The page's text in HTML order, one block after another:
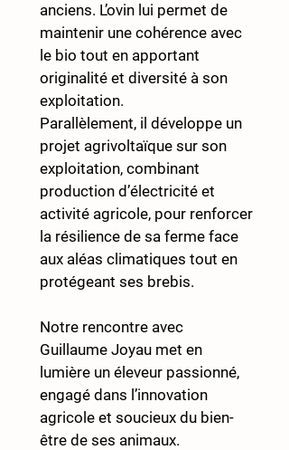
anciens. L’ovin lui permet de
maintenir une cohérence avec
le bio tout en apportant
originalité et diversité à son
exploitation.
Parallèlement, il développe un
projet agrivoltaïque sur son
exploitation, combinant
production d’électricité et
activité agricole, pour renforcer
la résilience de sa ferme face
aux aléas climatiques tout en
protégeant ses brebis.
Notre rencontre avec
Guillaume Joyau met en
lumière un éleveur passionné,
engagé dans l’innovation
agricole et soucieux du bien-
être de ses animaux.